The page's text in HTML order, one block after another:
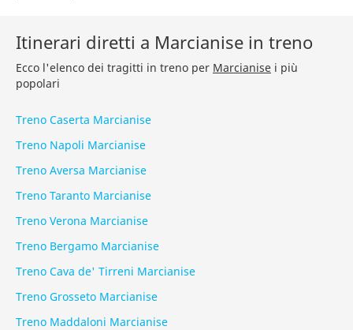
Itinerari diretti a Marcianise in treno
Ecco l'elenco dei tragitti in treno per Marcianise i più
popolari
Treno Caserta Marcianise
Treno Napoli Marcianise
Treno Aversa Marcianise
Treno Taranto Marcianise
Treno Verona Marcianise
Treno Bergamo Marcianise
Treno Cava de' Tirreni Marcianise
Treno Grosseto Marcianise
Treno Maddaloni Marcianise